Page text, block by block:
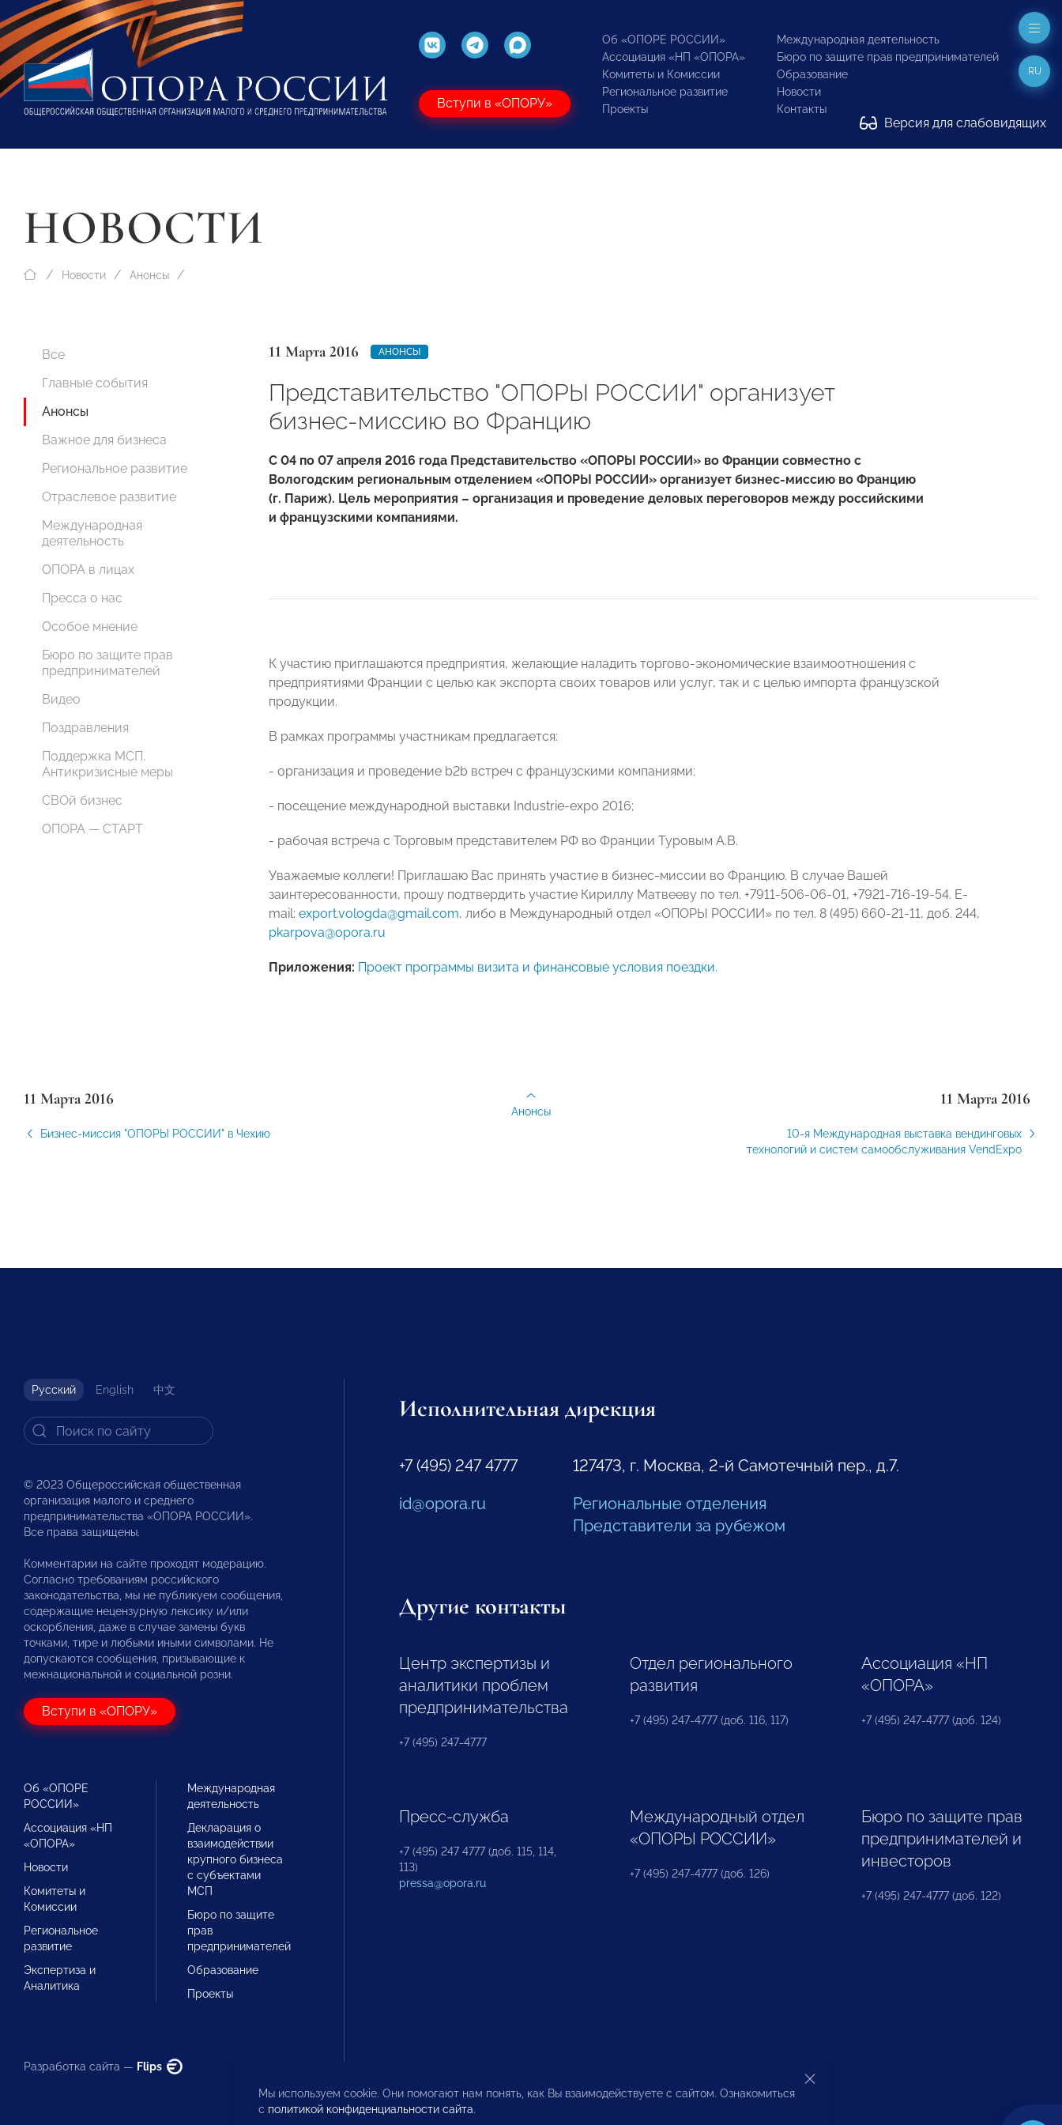
Вступи в «ОПОРУ»
Об «ОПОРЕ РОССИИ»
Ассоциация «НП «ОПОРА»
Комитеты и Комиссии
Региональное развитие
Проекты
Международная деятельность
Бюро по защите прав предпринимателей
Образование
Новости
Контакты
Версия для слабовидящих
RU
НОВОСТИ
Новости Анонсы
Все
Главные события
Анонсы
Важное для бизнеса
Региональное развитие
Отраслевое развитие
Международная
деятельность
ОПОРА в лицах
Пресса о нас
Особое мнение
Бюро по защите прав
предпринимателей
Видео
Поздравления
Поддержка МСП.
Антикризисные меры
СВОй бизнес
ОПОРА — СТАРТ
11 Марта 2016 АНОНСЫ
Представительство "ОПОРЫ РОССИИ" организует
бизнес-миссию во Францию
С 04 по 07 апреля 2016 года Представительство «ОПОРЫ РОССИИ» во Франции совместно с
Вологодским региональным отделением «ОПОРЫ РОССИИ» организует бизнес-миссию во Францию
(г. Париж). Цель мероприятия – организация и проведение деловых переговоров между российскими
и французскими компаниями.
К участию приглашаются предприятия, желающие наладить торгово-экономические взаимоотношения с
предприятиями Франции с целью как экспорта своих товаров или услуг, так и с целью импорта французской
продукции.
В рамках программы участникам предлагается:
- организация и проведение b2b встреч с французскими компаниями;
- посещение международной выставки Industrie-expo 2016;
- рабочая встреча с Торговым представителем РФ во Франции Туровым А.В.
Уважаемые коллеги! Приглашаю Вас принять участие в бизнес-миссии во Францию. В случае Вашей
заинтересованности, прошу подтвердить участие Кириллу Матвееву по тел. +7911-506-06-01, +7921-716-19-54. E-
mail: export.vologda@gmail.com, либо в Международный отдел «ОПОРЫ РОССИИ» по тел. 8 (495) 660-21-11, доб. 244,
pkarpova@opora.ru
Приложения: Проект программы визита и финансовые условия поездки.
11 Марта 2016
Бизнес-миссия "ОПОРЫ РОССИИ" в Чехию
11 Марта 2016
10-я Международная выставка вендинговых
технологий и систем самообслуживания VendExpo
Анонсы
Русский English 中文
© 2023 Общероссийская общественная
организация малого и среднего
предпринимательства «ОПОРА РОССИИ».
Все права защищены.
Комментарии на сайте проходят модерацию.
Согласно требованиям российского
законодательства, мы не публикуем сообщения,
содержащие нецензурную лексику и/или
оскорбления, даже в случае замены букв
точками, тире и любыми иными символами. Не
допускаются сообщения, призывающие к
межнациональной и социальной розни.
Вступи в «ОПОРУ»
Об «ОПОРЕ
РОССИИ»
Ассоциация «НП
«ОПОРА»
Новости
Комитеты и
Комиссии
Региональное
развитие
Экспертиза и
Аналитика
Международная
деятельность
Декларация о
взаимодействии
крупного бизнеса
с субъектами
МСП
Бюро по защите
прав
предпринимателей
Образование
Проекты
Разработка сайта — Flips
Исполнительная дирекция
+7 (495) 247 4777
id@opora.ru
127473, г. Москва, 2-й Самотечный пер., д.7.
Региональные отделения
Представители за рубежом
Другие контакты
Центр экспертизы и
аналитики проблем
предпринимательства
+7 (495) 247-4777
Отдел регионального
развития
+7 (495) 247-4777 (доб. 116, 117)
Ассоциация «НП
«ОПОРА»
+7 (495) 247-4777 (доб. 124)
Пресс-служба
+7 (495) 247 4777 (доб. 115, 114,
113)
pressa@opora.ru
Международный отдел
«ОПОРЫ РОССИИ»
+7 (495) 247-4777 (доб. 126)
Бюро по защите прав
предпринимателей и
инвесторов
+7 (495) 247-4777 (доб. 122)
Мы используем cookie. Они помогают нам понять, как Вы взаимодействуете с сайтом. Ознакомиться
с политикой конфиденциальности сайта.